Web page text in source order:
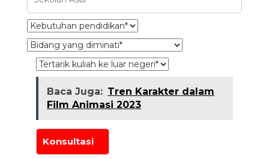
Baca Juga: Tren Karakter dalam
Film Animasi 2023